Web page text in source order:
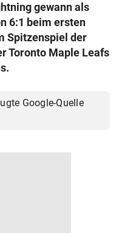
gewann als
6:1 beim ersten
Spitzenspiel der
Toronto Maple Leafs
Google-Quelle